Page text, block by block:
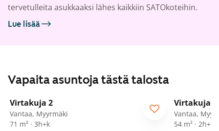
tervetulleita asukkaaksi lähes kaikkiin SATOkoteihin.
Lue lisää
Vapaita asuntoja tästä talosta
/20
Virtakuja 2
Vantaa, Myyrmäki
71 m² · 3h+k
Virtakuja 2
Vantaa,
54 m² · 2h+k